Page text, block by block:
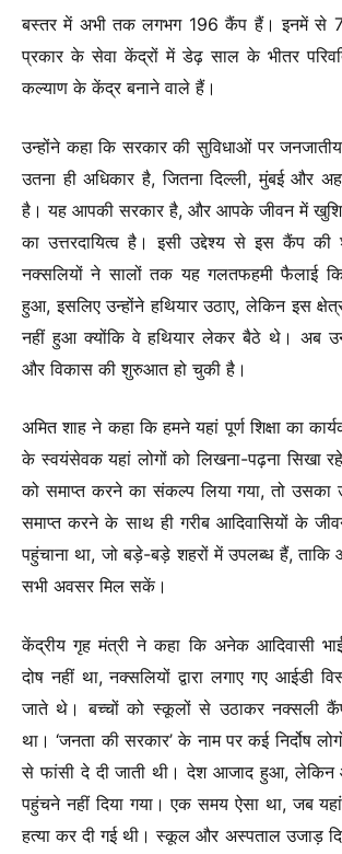
बस्तर में अभी तक लगभग 196 कैंप हैं। इनमें से
प्रकार के सेवा केंद्रों में डेढ़ साल के भीतर
कल्याण के केंद्र बनाने वाले हैं।
उन्होंने कहा कि सरकार की सुविधाओं पर जनजातीय
उतना ही अधिकार है, जितना दिल्ली, मुंबई और
है। यह आपकी सरकार है, और आपके जीवन में
का उत्तरदायित्व है। इसी उद्देश्य से इस कैंप
नक्सलियों ने सालों तक यह गलतफहमी फैलाई कि
हुआ, इसलिए उन्होंने हथियार उठाए, लेकिन इस
नहीं हुआ क्योंकि वे हथियार लेकर बैठे थे। अब
और विकास की शुरुआत हो चुकी है।
अमित शाह ने कहा कि हमने यहां पूर्ण शिक्षा का
के स्वयंसेवक यहां लोगों को लिखना-पढ़ना सिखा
को समाप्त करने का संकल्प लिया गया, तो उसका
समाप्त करने के साथ ही गरीब आदिवासियों के
पहुंचाना था, जो बड़े-बड़े शहरों में उपलब्ध हैं,
सभी अवसर मिल सकें।
केंद्रीय गृह मंत्री ने कहा कि अनेक आदिवासी
दोष नहीं था, नक्सलियों द्वारा लगाए गए आईडी
जाते थे। बच्चों को स्कूलों से उठाकर नक्सली
था। ‘जनता की सरकार’ के नाम पर कई निर्दोष
से फांसी दे दी जाती थी। देश आजाद हुआ, लेकिन
पहुंचने नहीं दिया गया। एक समय ऐसा था, जब
हत्या कर दी गई थी। स्कूल और अस्पताल उजाड़